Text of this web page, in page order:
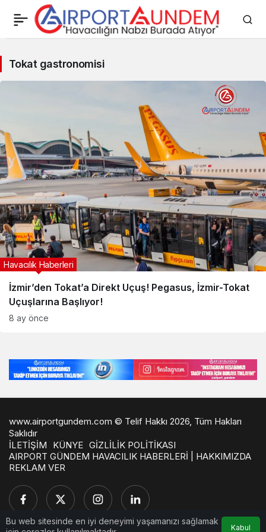
gastronomisi
Tokat gastronomisi
İzmir’den Tokat’a Direkt Uçuş! Pegasus, İzmir-Tokat
Uçuşlarına Başlıyor!
Havacılık Haberleri
8 ay önce
Bu web sitesinde en iyi deneyimi yaşamanızı sağlamak
Kabul
www.airportgundem.com © Telif Hakkı 2026, Tüm Hakları
Saklıdır
İLETİŞİM
KÜNYE GİZLİLİK POLİTİKASI
AIRPORT GÜNDEM HAVACILIK HABERLERİ | HAKKIMIZDA
REKLAM VER